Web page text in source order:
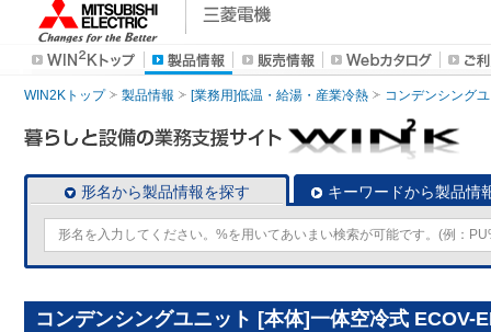
WIN2Kトップ 製品情報 [業務用]低温・給湯・産業冷熱 コンデンシング
形名から製品情報を探す キーワードから製品情
コンデンシングユニット [本体]一体空冷式 ECOV-